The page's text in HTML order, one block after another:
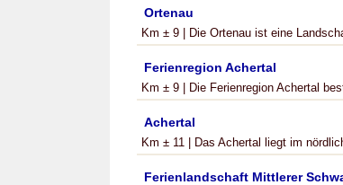
Ortenau
Km ± 9 | Die Ortenau ist eine
Ferienregion Achertal
Km ± 9 | Die Ferienregion Achertal
Achertal
Km ± 11 | Das Achertal liegt im
Ferienlandschaft Mittlerer